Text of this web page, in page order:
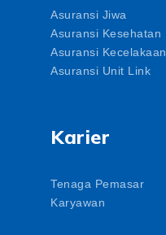
Asuransi Jiwa
Asuransi Kesehatan
Asuransi Kecelakaan
Asuransi Unit Link
Karier
Tenaga Pemasar
Karyawan